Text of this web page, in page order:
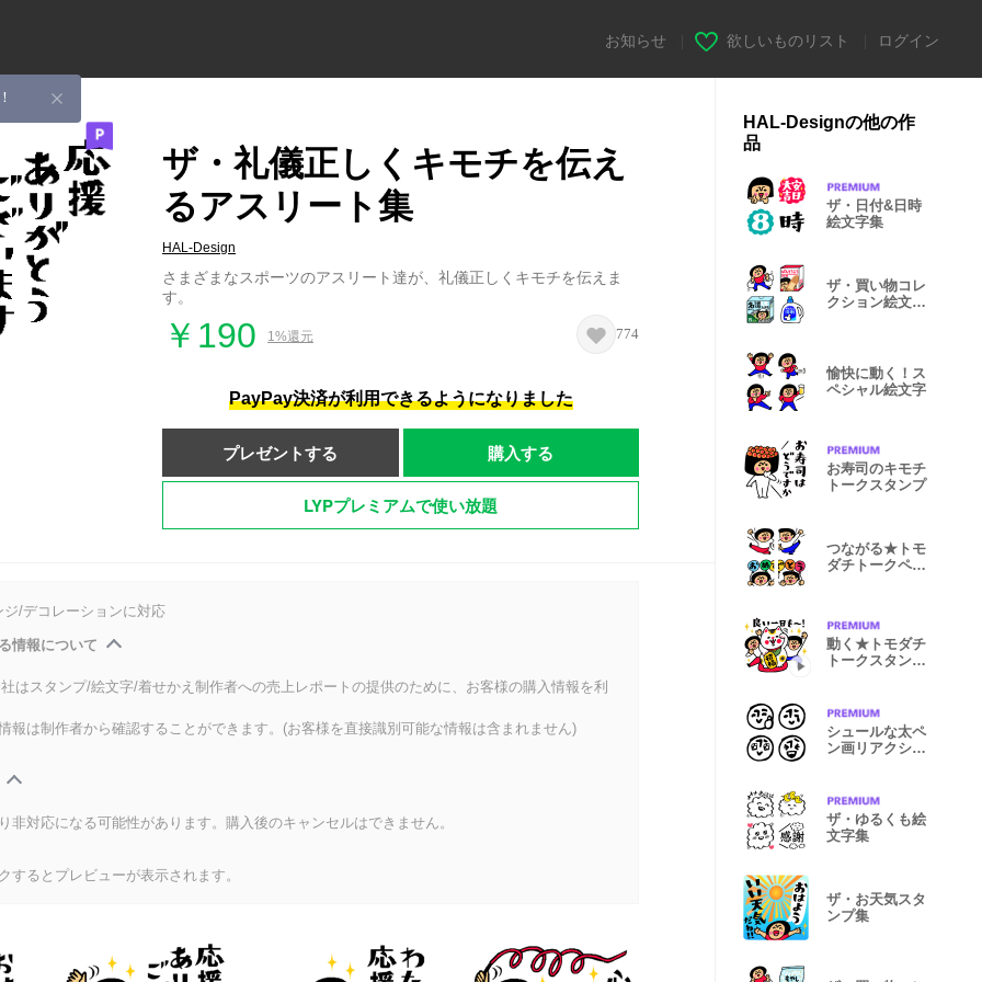
お知らせ 欲しいものリスト ログイン
ザ・礼儀正しくキモチを伝え
るアスリート集
HAL-Design
さまざまなスポーツのアスリート達が、礼儀正しくキモチを伝えま
す。
￥190 1%還元 774
PayPay決済が利用できるようになりました
プレゼントする 購入する
LYPプレミアムで使い放題
/デコレーションに対応
情報について
はスタンプ/絵文字/着せかえ制作者への売上レポートの提供のために、お客様の購入情報を利
報は制作者から確認することができます。(お客様を直接識別可能な情報は含まれません)
非対応になる可能性があります。購入後のキャンセルはできません。
するとプレビューが表示されます。
HAL-Designの他の作
品
ザ・日付&日時
絵文字集
ザ・買い物コレ
クション絵文字
愉快に動く！ス
ペシャル絵文字
お寿司のキモチ
トークスタンプ
つながる★トモ
ダチトークペア
動く★トモダチ
トークスタンプ
シュールな太ペ
ン画リアクショ
ザ・ゆるくも絵
文字集
ザ・お天気スタ
ンプ集